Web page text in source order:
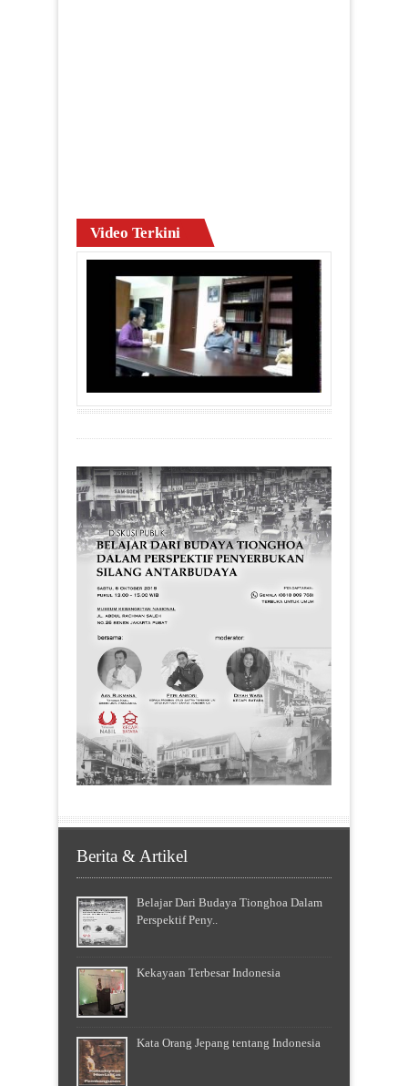
Video Terkini
Berita & Artikel
Belajar Dari Budaya Tionghoa Dalam
Perspektif Peny..
Kekayaan Terbesar Indonesia
Kata Orang Jepang tentang Indonesia